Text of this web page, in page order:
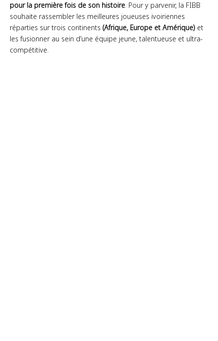
pour la première fois de son histoire. Pour y parvenir, la FIBB
souhaite rassembler les meilleures joueuses ivoiriennes
réparties sur trois continents (Afrique, Europe et Amérique) et
les fusionner au sein d’une équipe jeune, talentueuse et ultra-
compétitive.